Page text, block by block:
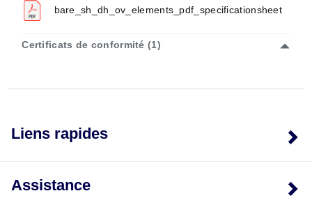
bare_sh_dh_ov_elements_pdf_specificationsheet
Certificats de conformité (1)
Liens rapides
Assistance